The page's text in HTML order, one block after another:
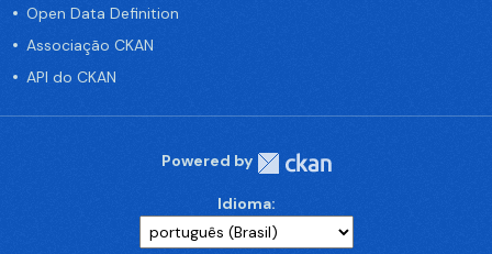
Open Data Definition
Associação CKAN
API do CKAN
Powered by
Idioma